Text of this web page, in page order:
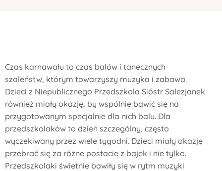
Czas karnawału to czas balów i tanecznych
szaleństw, którym towarzyszy muzyka i zabawa.
Dzieci z Niepublicznego Przedszkola Sióstr Salezjanek
również miały okazję, by wspólnie bawić się na
przygotowanym specjalnie dla nich balu. Dla
przedszkolaków to dzień szczególny, często
wyczekiwany przez wiele tygodni. Dzieci miały okazję
przebrać się za różne postacie z bajek i nie tylko.
Przedszkolaki świetnie bawiły się w rytm muzyki